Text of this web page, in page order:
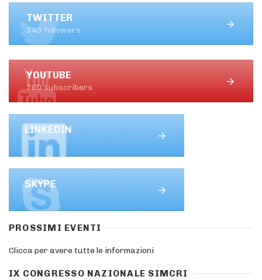
TWITTER
340 followers
YOUTUBE
760 subscribers
PROSSIMI EVENTI
Clicca per avere tutte le informazioni
IX CONGRESSO NAZIONALE SIMCRI